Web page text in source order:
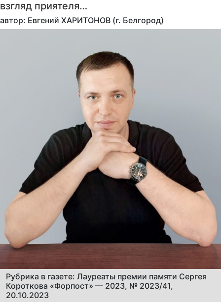
взгляд приятеля…
автор: Евгений ХАРИТОНОВ (г. Белгород)
Рубрика в газете: Лауреаты премии памяти Сергея
Короткова «Форпост» — 2023, № 2023/41,
20.10.2023